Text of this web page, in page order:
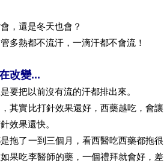
，還是冬天也會？
多熱都不流汗，一滴汗都不會流！
改變...
要把以前沒有流的汗都排出來。
其實比打針效果還好，西藥越吃，會讓
效果還快。
拖了一到三個月，看西醫吃西藥都拖很
果吃李醫師的藥，一個禮拜就會好，差